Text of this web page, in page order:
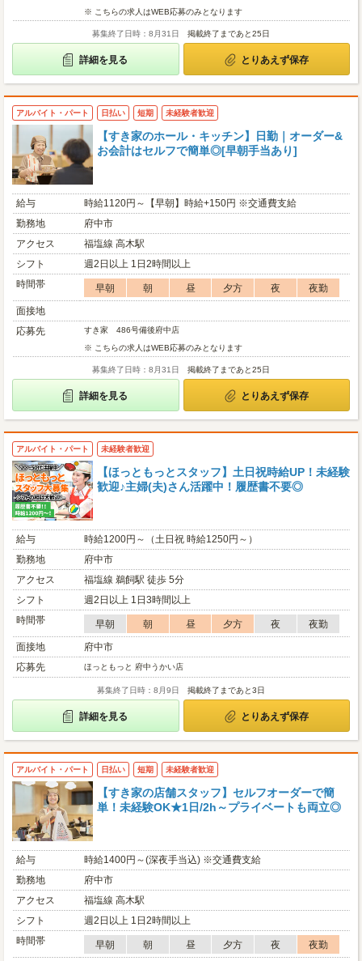
※ こちらの求人はWEB応募のみとなります
募集終了日時：8月31日 掲載終了まであと25日
詳細を見る とりあえず保存
アルバイト・パート 日払い 短期 未経験者歓迎
【すき家のホール・キッチン】日勤｜オーダー&
お会計はセルフで簡単◎[早朝手当あり]
給与
時給1120円～【早朝】時給+150円 ※交通費支給
勤務地
府中市
アクセス
福塩線 高木駅
シフト
週2日以上 1日2時間以上
時間帯
早朝 朝 昼 夕方 夜
夜勤
面接地
応募先
すき家 486号備後府中店
※ こちらの求人はWEB応募のみとなります
募集終了日時：8月31日 掲載終了まであと25日
詳細を見る とりあえず保存
アルバイト・パート 未経験者歓迎
【ほっともっとスタッフ】土日祝時給UP！未経験
歓迎♪主婦(夫)さん活躍中！履歴書不要◎
給与
時給1200円～（土日祝 時給1250円～）
勤務地
府中市
アクセス
福塩線 鵜飼駅 徒歩 5分
シフト
週2日以上 1日3時間以上
時間帯
早朝 朝 昼 夕方 夜
夜勤
面接地
府中市
応募先
ほっともっと 府中うかい店
募集終了日時：8月9日 掲載終了まであと3日
詳細を見る とりあえず保存
アルバイト・パート 日払い 短期 未経験者歓迎
【すき家の店舗スタッフ】セルフオーダーで簡
単！未経験OK★1日/2h～プライベートも両立◎
給与
時給1400円～(深夜手当込) ※交通費支給
勤務地
府中市
アクセス
福塩線 高木駅
シフト
週2日以上 1日2時間以上
時間帯
早朝 朝 昼 夕方 夜
夜勤